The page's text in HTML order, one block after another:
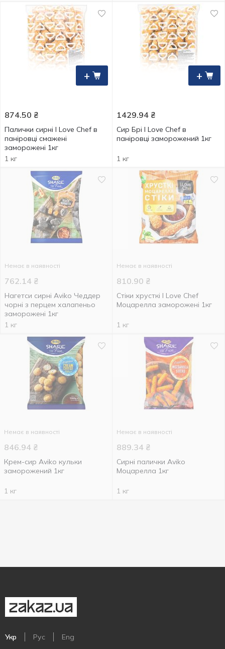
+
874.50 ₴
Палички сирні I Love Chef в
паніровці смажені
заморожені 1кг
1 кг
+
1429.94 ₴
Сир Брі I Love Chef в
паніровці заморожений 1кг
1 кг
Немає в наявності
762.14 ₴
Нагетси сирні Aviko Чеддер
чорні з перцем халапеньо
заморожені 1кг
1 кг
Немає в наявності
810.90 ₴
Стіки хрусткі I Love Chef
Моцарелла заморожені 1кг
1 кг
Немає в наявності
846.94 ₴
Крем-сир Aviko кульки
заморожений 1кг
1 кг
Немає в наявності
889.34 ₴
Сирні палички Aviko
Моцарелла 1кг
1 кг
Укр Рус Eng